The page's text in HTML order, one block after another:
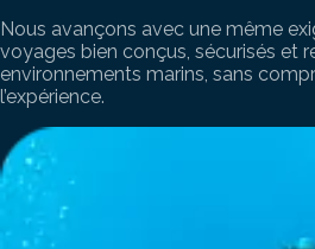
Nous avançons avec une même
voyages bien conçus, sécurisés et
environnements marins, sans
l’expérience.